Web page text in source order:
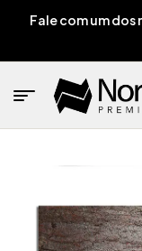
Fale com um